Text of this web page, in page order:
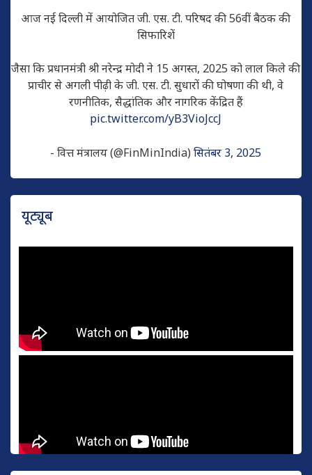
आज नई दिल्ली में आयोजित जी. एस. टी. परिषद की 56वीं बैठक की
सिफारिशें
जैसा कि प्रधानमंत्री श्री नरेन्द्र मोदी ने 15 अगस्त, 2025 को लाल किले की
प्राचीर से अगली पीढ़ी के जी. एस. टी. सुधारों की घोषणा की थी, वे
रणनीतिक, सैद्धांतिक और नागरिक केंद्रित हैं
pic.twitter.com/yB3VioJccJ
- वित्त मंत्रालय (@FinMinIndia)सितंबर 3, 2025
यूट्यूब